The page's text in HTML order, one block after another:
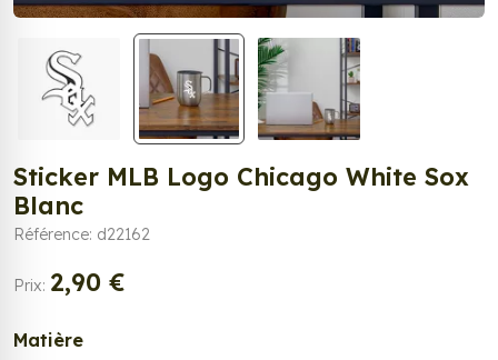
Sticker MLB Logo Chicago White Sox
Blanc
Référence: d22162
Prix: 2,90 €
Matière